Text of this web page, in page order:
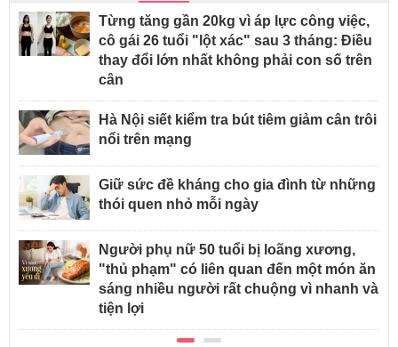
Từng tăng gần 20kg vì áp lực công việc,
cô gái 26 tuổi "lột xác" sau 3 tháng: Điều
thay đổi lớn nhất không phải con số trên
cân
Hà Nội siết kiểm tra bút tiêm giảm cân trôi
nổi trên mạng
Giữ sức đề kháng cho gia đình từ những
thói quen nhỏ mỗi ngày
Người phụ nữ 50 tuổi bị loãng xương,
"thủ phạm" có liên quan đến một món ăn
sáng nhiều người rất chuộng vì nhanh và
tiện lợi